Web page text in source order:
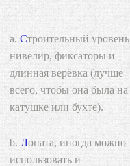
Строительный уровень,
нивелир, фиксаторы и
длинная верёвка (лучше
всего, чтобы она была на
катушке или бухте).
Лопата, иногда можно
использовать и